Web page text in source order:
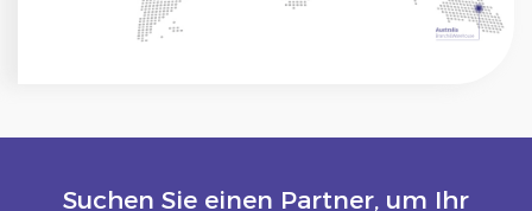
Suchen Sie einen Partner, um Ihr